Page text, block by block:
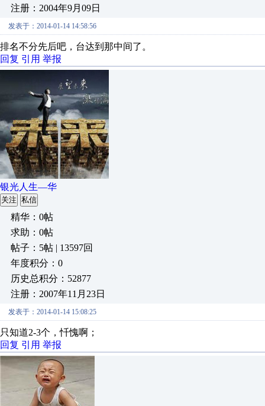
注册：2004年9月09日
发表于：2014-01-14 14:58:56
排名不分先后吧，台达到那中间了。
回复 引用 举报
银光人生—华
关注 私信
精华：0帖
求助：0帖
帖子：5帖 | 13597回
年度积分：0
历史总积分：52877
注册：2007年11月23日
发表于：2014-01-14 15:08:25
只知道2-3个，忏愧啊；
回复 引用 举报